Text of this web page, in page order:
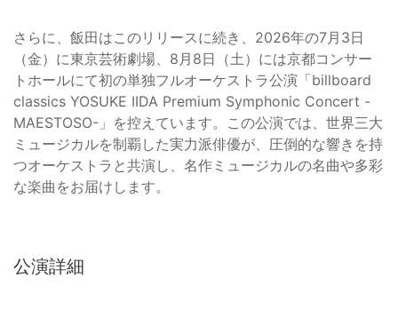
さらに、飯田はこのリリースに続き、2026年の7月3日
（金）に東京芸術劇場、8月8日（土）には京都コンサー
トホールにて初の単独フルオーケストラ公演「billboard
classics YOSUKE IIDA Premium Symphonic Concert -
MAESTOSO-」を控えています。この公演では、世界三大
ミュージカルを制覇した実力派俳優が、圧倒的な響きを持
つオーケストラと共演し、名作ミュージカルの名曲や多彩
な楽曲をお届けします。
公演詳細